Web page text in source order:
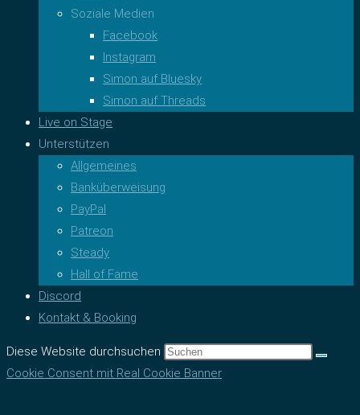
Soziale Medien
Facebook
Instagram
Simon auf Bluesky
Simon auf Threads
Live on Stage
Unterstützen
Allgemeines
Banküberweisung
PayPal
Patreon
Steady
Hall of Fame
Discord
Kontakt & Booking
Diese Website durchsuchen
Cookie Consent mit Real Cookie Banner